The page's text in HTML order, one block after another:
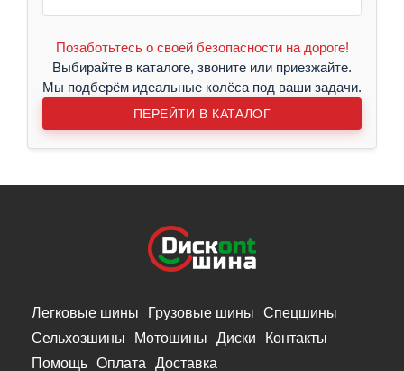
Позаботьтесь о своей безопасности на дороге!
Выбирайте в каталоге, звоните или приезжайте.
Мы подберём идеальные колёса под ваши задачи.
ПЕРЕЙТИ В КАТАЛОГ
Легковые шины Грузовые шины
Спецшины
Сельхозшины
Мотошины Диски
Контакты
Помощь Оплата Доставка